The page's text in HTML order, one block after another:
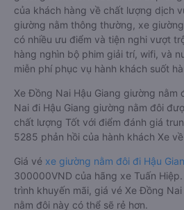
của khách hàng về chất lượng dịch
giường nằm thông thường, xe
có nhiều ưu điểm và tiện nghi vượt
hàng nghìn bộ phim giải trí, wifi, và
miễn phí phục vụ hành khách suốt
Xe Đồng Nai Hậu Giang giường
Nai đi Hậu Giang giường nằm đôi
chất lượng Tốt với điểm đánh giá
5285 phản hồi của hành khách Xe
Giá vé xe giường nằm đôi đi Hậu
300000VND của hãng xe Tuấn
trình khuyến mãi, giá vé Xe Đồng
nằm đôi này có thể sẽ rẻ hơn.